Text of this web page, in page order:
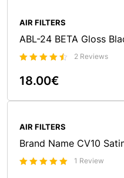
AIR FILTERS
ABL-24 BETA Gloss
mit
von 5
2 Reviews
18.00€
In
AIR FILTERS
Brand Name CV10
1 Review